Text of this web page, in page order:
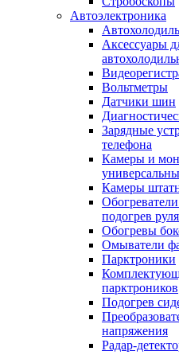
Автоэлектроника
Аксессуары
Вольтметры
Датчики шин
Зарядные
телефона
Камеры и
Камеры
подогрев руля
Обогревы
Омыватели
Парктроники
парктроников
Подогрев
напряжения
Радар-